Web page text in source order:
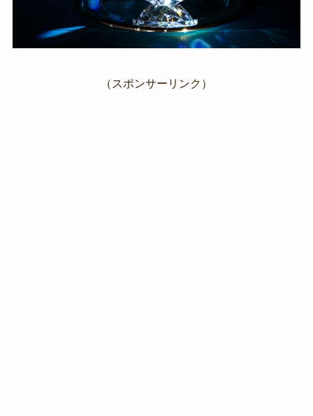
（スポンサーリンク）